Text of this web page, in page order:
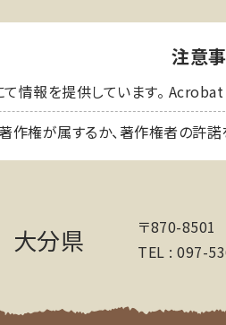
注意
て情報を提供しています。
作権が属するか、著作権者の許
大分県
〒870-8501
TEL : 097-